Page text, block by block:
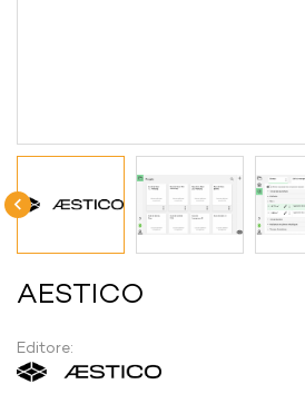

AESTICO
Editore: